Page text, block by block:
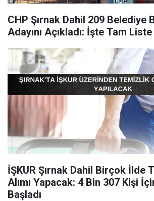
CHP Şırnak Dahil 209 Belediye
Adayını Açıkladı: İşte Tam Liste
İŞKUR Şırnak Dahil Birçok İlde
Alımı Yapacak: 4 Bin 307 Kişi
Başladı